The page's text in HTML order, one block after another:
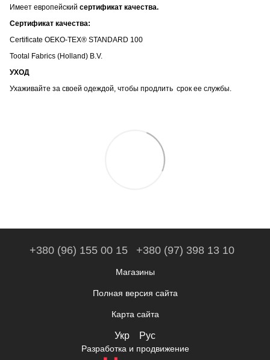
Имеет европейский сертификат качества.
Сертификат качества:
Certificate OEKO-TEX® STANDARD 100
Tootal Fabrics (Holland) B.V.
УХОД
Ухаживайте за своей одеждой, чтобы продлить срок ее службы.
+380 (96) 155 00 15 +380 (97) 398 13 10
Магазины
Полная версия сайта
Карта сайта
Укр Рус
Разработка и продвижение